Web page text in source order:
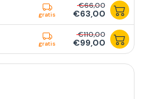
gratis
€66,00
€63,00
gratis
€110,00
€99,00